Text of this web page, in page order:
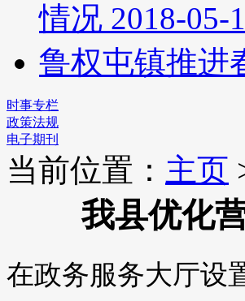
情况 2018-05-
鲁权屯镇推进
时事专栏
政策法规
电子期刊
当前位置： 主页
我县优化
在政务服务大厅设